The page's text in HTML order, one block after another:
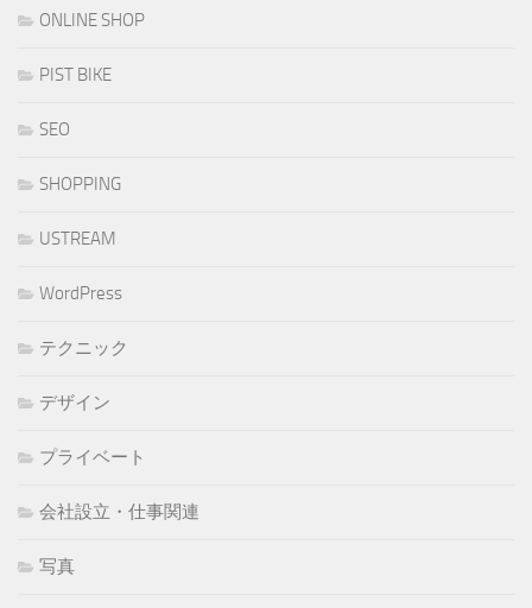
ONLINE SHOP
PIST BIKE
SEO
SHOPPING
USTREAM
WordPress
テクニック
デザイン
プライベート
会社設立・仕事関連
写真